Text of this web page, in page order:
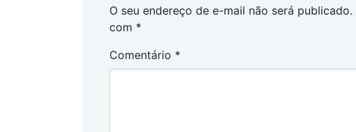
O seu endereço de e-mail não será publicado.
com *
Comentário *